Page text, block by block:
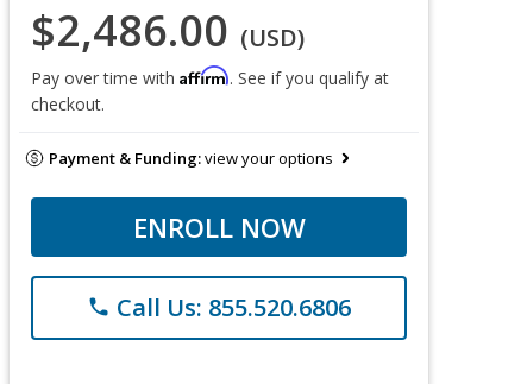
$2,486.00 (USD)
Pay over time with Affirm. See if you qualify at
checkout.
Payment & Funding:view your options
ENROLL NOW
phone Call Us: 855.520.6806